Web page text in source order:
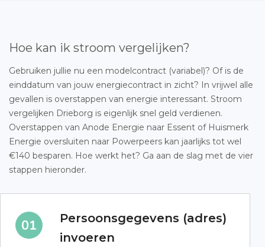
Hoe kan ik stroom vergelijken?
Gebruiken jullie nu een modelcontract (variabel)? Of is de
einddatum van jouw energiecontract in zicht? In vrijwel alle
gevallen is overstappen van energie interessant. Stroom
vergelijken Drieborg is eigenlijk snel geld verdienen.
Overstappen van Anode Energie naar Essent of Huismerk
Energie oversluiten naar Powerpeers kan jaarlijks tot wel
€140 besparen. Hoe werkt het? Ga aan de slag met de vier
stappen hieronder.
Persoonsgegevens (adres)
invoeren